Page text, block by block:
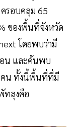
รอบคลุม 65
ของพื้นที่จังหวัด
โดยพบว่ามี
อน และค้นพบ
คน ทั้งนี้พื้นที่ที่มี
ทลุงคือ